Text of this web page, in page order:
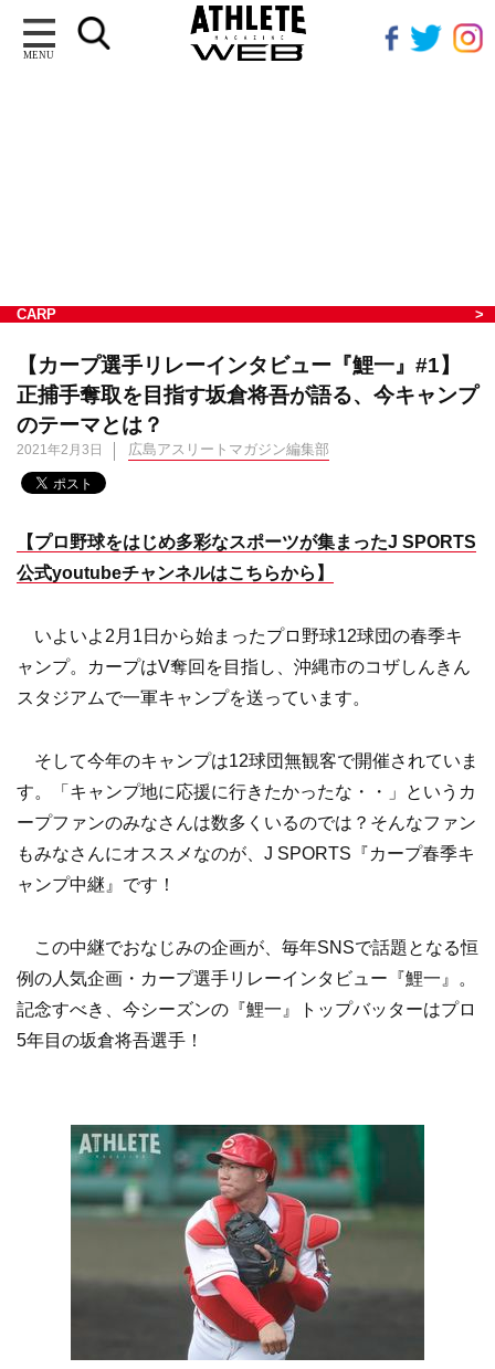
MENU
CARP
【カープ選手リレーインタビュー『鯉一』#1】
正捕手奪取を目指す坂倉将吾が語る、今キャンプ
のテーマとは？
2021年2月3日 広島アスリートマガジン編集部
【プロ野球をはじめ多彩なスポーツが集まったJ SPORTS
公式youtubeチャンネルはこちらから】
いよいよ2月1日から始まったプロ野球12球団の春季キ
ャンプ。カープはV奪回を目指し、沖縄市のコザしんきん
スタジアムで一軍キャンプを送っています。
そして今年のキャンプは12球団無観客で開催されていま
す。「キャンプ地に応援に行きたかったな・・」というカ
ープファンのみなさんは数多くいるのでは？そんなファン
もみなさんにオススメなのが、J SPORTS『カープ春季キ
ャンプ中継』です！
この中継でおなじみの企画が、毎年SNSで話題となる恒
例の人気企画・カープ選手リレーインタビュー『鯉一』。
記念すべき、今シーズンの『鯉一』トップバッターはプロ
5年目の坂倉将吾選手！